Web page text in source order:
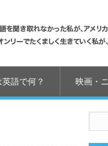
英語で何？ 映画・